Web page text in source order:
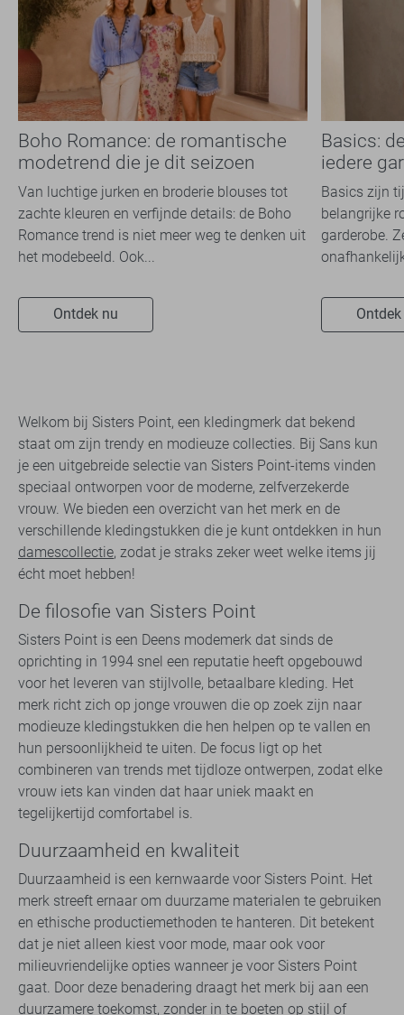
Boho Romance: de romantische
modetrend die je dit seizoen
overal ziet
Van luchtige jurken en broderie blouses tot
zachte kleuren en verfijnde details: de Boho
Romance trend is niet meer weg te denken uit
het modebeeld. Ook...
Ontdek nu
Basics:
iedere
Basics zijn
belangrijke
garderobe.
Welkom bij Sisters Point, een kledingmerk dat bekend
staat om zijn trendy en modieuze collecties. Bij Sans kun
je een uitgebreide selectie van Sisters Point-items vinden
speciaal ontworpen voor de moderne, zelfverzekerde
vrouw. We bieden een overzicht van het merk en de
verschillende kledingstukken die je kunt ontdekken in hun
damescollectie, zodat je straks zeker weet welke items jij
écht moet hebben!
De filosofie van Sisters Point
Sisters Point is een Deens modemerk dat sinds de
oprichting in 1994 snel een reputatie heeft opgebouwd
voor het leveren van stijlvolle, betaalbare kleding. Het
merk richt zich op jonge vrouwen die op zoek zijn naar
modieuze kledingstukken die hen helpen op te vallen en
hun persoonlijkheid te uiten. De focus ligt op het
combineren van trends met tijdloze ontwerpen, zodat elke
vrouw iets kan vinden dat haar uniek maakt en
tegelijkertijd comfortabel is.
Duurzaamheid en kwaliteit
Duurzaamheid is een kernwaarde voor Sisters Point. Het
merk streeft ernaar om duurzame materialen te gebruiken
en ethische productiemethoden te hanteren. Dit betekent
dat je niet alleen kiest voor mode, maar ook voor
milieuvriendelijke opties wanneer je voor Sisters Point
gaat. Door deze benadering draagt het merk bij aan een
duurzamere toekomst, zonder in te boeten op stijl of